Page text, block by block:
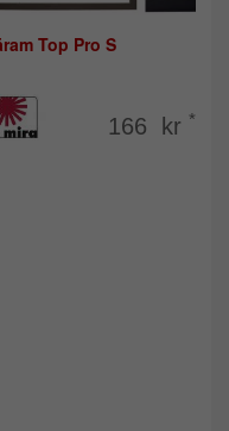
Top Pro S
166 kr *